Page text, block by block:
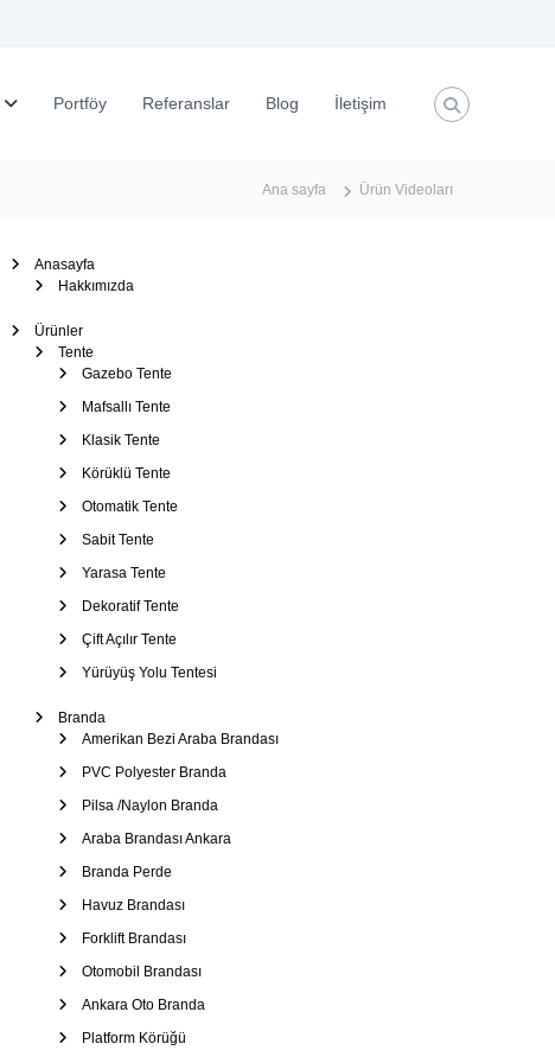
Portföy Referanslar Blog İletişim
Ana sayfa Ürün Videoları
Anasayfa
Hakkımızda
Ürünler
Tente
Gazebo Tente
Mafsallı Tente
Klasik Tente
Körüklü Tente
Otomatik Tente
Sabit Tente
Yarasa Tente
Dekoratif Tente
Çift Açılır Tente
Yürüyüş Yolu Tentesi
Branda
Amerikan Bezi Araba Brandası
PVC Polyester Branda
Pilsa /Naylon Branda
Araba Brandası Ankara
Branda Perde
Havuz Brandası
Forklift Brandası
Otomobil Brandası
Ankara Oto Branda
Platform Körüğü